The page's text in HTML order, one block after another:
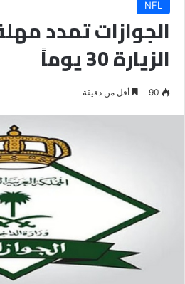
NFL
الجوازات تمدد
الزيارة 30 يوماً
90 أقل من دقيقة